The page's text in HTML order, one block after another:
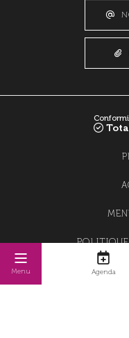
Menu Agenda
POLITIQUE